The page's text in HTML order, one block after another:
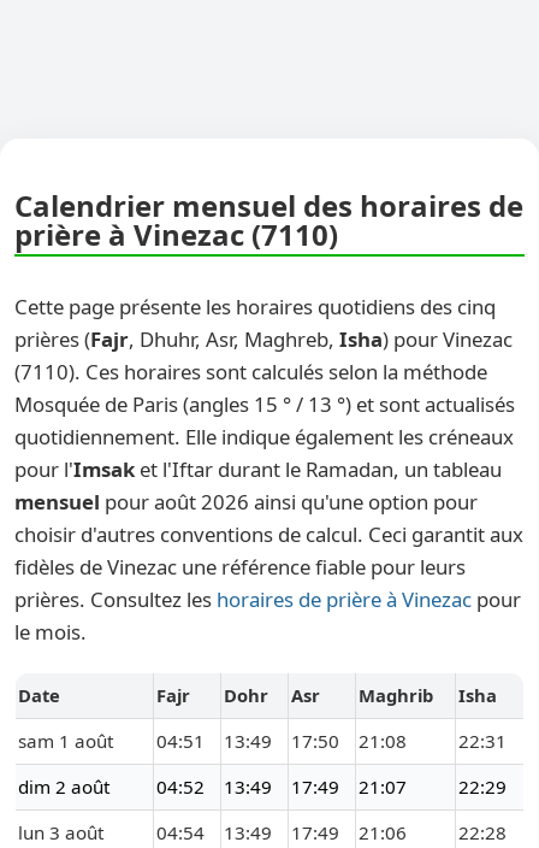
Calendrier mensuel des horaires de
prière à Vinezac (7110)
Cette page présente les horaires quotidiens des cinq
prières (Fajr, Dhuhr, Asr, Maghreb, Isha) pour Vinezac
(7110). Ces horaires sont calculés selon la méthode
Mosquée de Paris (angles 15 ° / 13 °) et sont actualisés
quotidiennement. Elle indique également les créneaux
pour l'Imsak et l'Iftar durant le Ramadan, un tableau
mensuel pour août 2026 ainsi qu'une option pour
choisir d'autres conventions de calcul. Ceci garantit aux
fidèles de Vinezac une référence fiable pour leurs
prières. Consultez les horaires de prière à Vinezac pour
le mois.
Date Fajr Dohr Asr Maghrib
Isha
sam 1 août
04:51 13:49 17:50 21:08
22:31
dim 2 août
04:52 13:49 17:49 21:07
22:29
lun 3 août
04:54 13:49 17:49 21:06 22:28